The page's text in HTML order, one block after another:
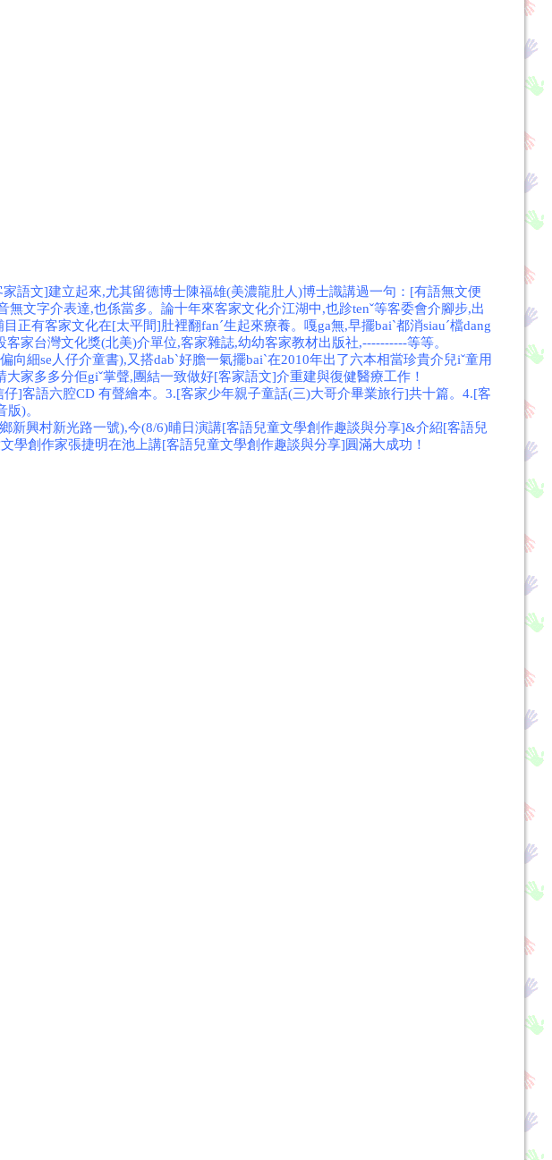
語文]建立起來,尤其留德博士陳福雄(美濃龍肚人)博士識講過一句：[有語無文便
文字介表達,也係當多。論十年來客家文化介江湖中,也跈tenˇ等客委會介腳步,出
有客家文化在[太平間]肚裡翻fanˊ生起來療養。嘎ga無,早擺baiˋ都消siauˊ檔dang
家台灣文化獎(北美)介單位,客家雜誌,幼幼客家教材出版社,----------等等。
se人仔介童書),又搭dabˋ好膽一氣擺baiˋ在2010年出了六本相當珍貴介兒iˇ童用
家多多分佢giˇ掌聲,團結一致做好[客家語文]介重建與復健醫療工作！
客語六腔CD 有聲繪本。3.[客家少年親子童話(三)大哥介畢業旅行]共十篇。4.[客
)。
興村新光路一號),今(8/6)晡日演講[客語兒童文學創作趣談與分享]&介紹[客語兒
學創作家張捷明在池上講[客語兒童文學創作趣談與分享]圓滿大成功！